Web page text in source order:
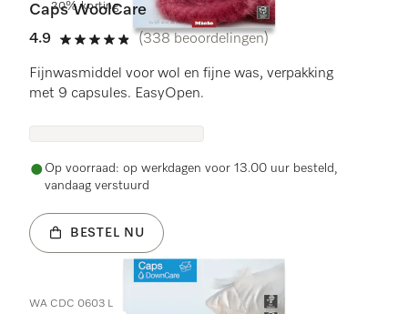
20% korting
Caps WoolCare
4.9
4.9 sterren op 5
(338 beoordelingen)
Fijnwasmiddel voor wol en fijne was, verpakking
met 9 capsules. EasyOpen.
Op voorraad: op werkdagen voor 13.00 uur besteld,
vandaag verstuurd
BESTEL NU
WA CDC 0603 L